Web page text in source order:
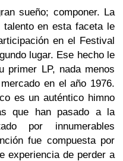
sueño; componer. La
talento en esta faceta le
en el Festival
lugar. Ese hecho le
primer LP, nada menos
en el año 1976.
es un auténtico himno
que han pasado a la
por innumerables
fue compuesta por
experiencia de perder a